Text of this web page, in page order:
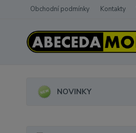
Obchodní podmínky Kontakty
NOVINKY